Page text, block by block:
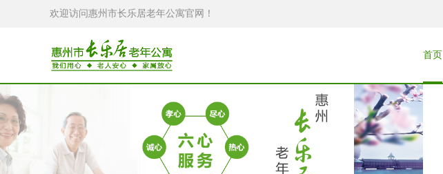
欢迎访问惠州市长乐居老年公寓官网！
首页